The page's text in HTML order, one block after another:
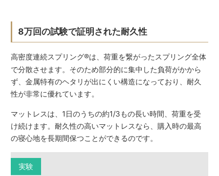
8万回の試験で証明された耐久性
高密度連続スプリング®は、荷重を繋がったスプリング全体
で分散させます。そのため部分的に集中した負荷がかから
ず、金属特有のヘタリが出にくい構造になっており、耐久
性が非常に優れています。
マットレスは、1日のうちの約1/3もの長い時間、荷重を受
け続けます。耐久性の高いマットレスなら、購入時の最高
の寝心地を長期間保つことができるのです。
実験